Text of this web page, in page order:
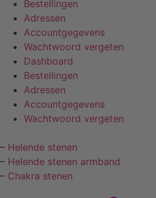
Bestellingen
Adressen
Accountgegevens
Wachtwoord vergeten
Dashboard
Bestellingen
Adressen
Accountgegevens
Wachtwoord vergeten
– Helende stenen
– Helende stenen armband
– Chakra stenen